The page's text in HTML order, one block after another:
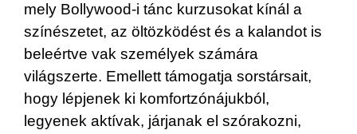
mely Bollywood-i tánc kurzusokat kínál a
színészetet, az öltözködést és a kalandot is
beleértve vak személyek számára
világszerte. Emellett támogatja sorstársait,
hogy lépjenek ki komfortzónájukból,
legyenek aktívak, járjanak el szórakozni,